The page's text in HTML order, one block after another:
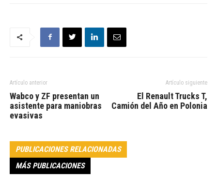
Artículo anterior
Wabco y ZF presentan un
asistente para maniobras
evasivas
Artículo siguiente
El Renault Trucks T,
Camión del Año en Polonia
PUBLICACIONES RELACIONADAS
MÁS PUBLICACIONES